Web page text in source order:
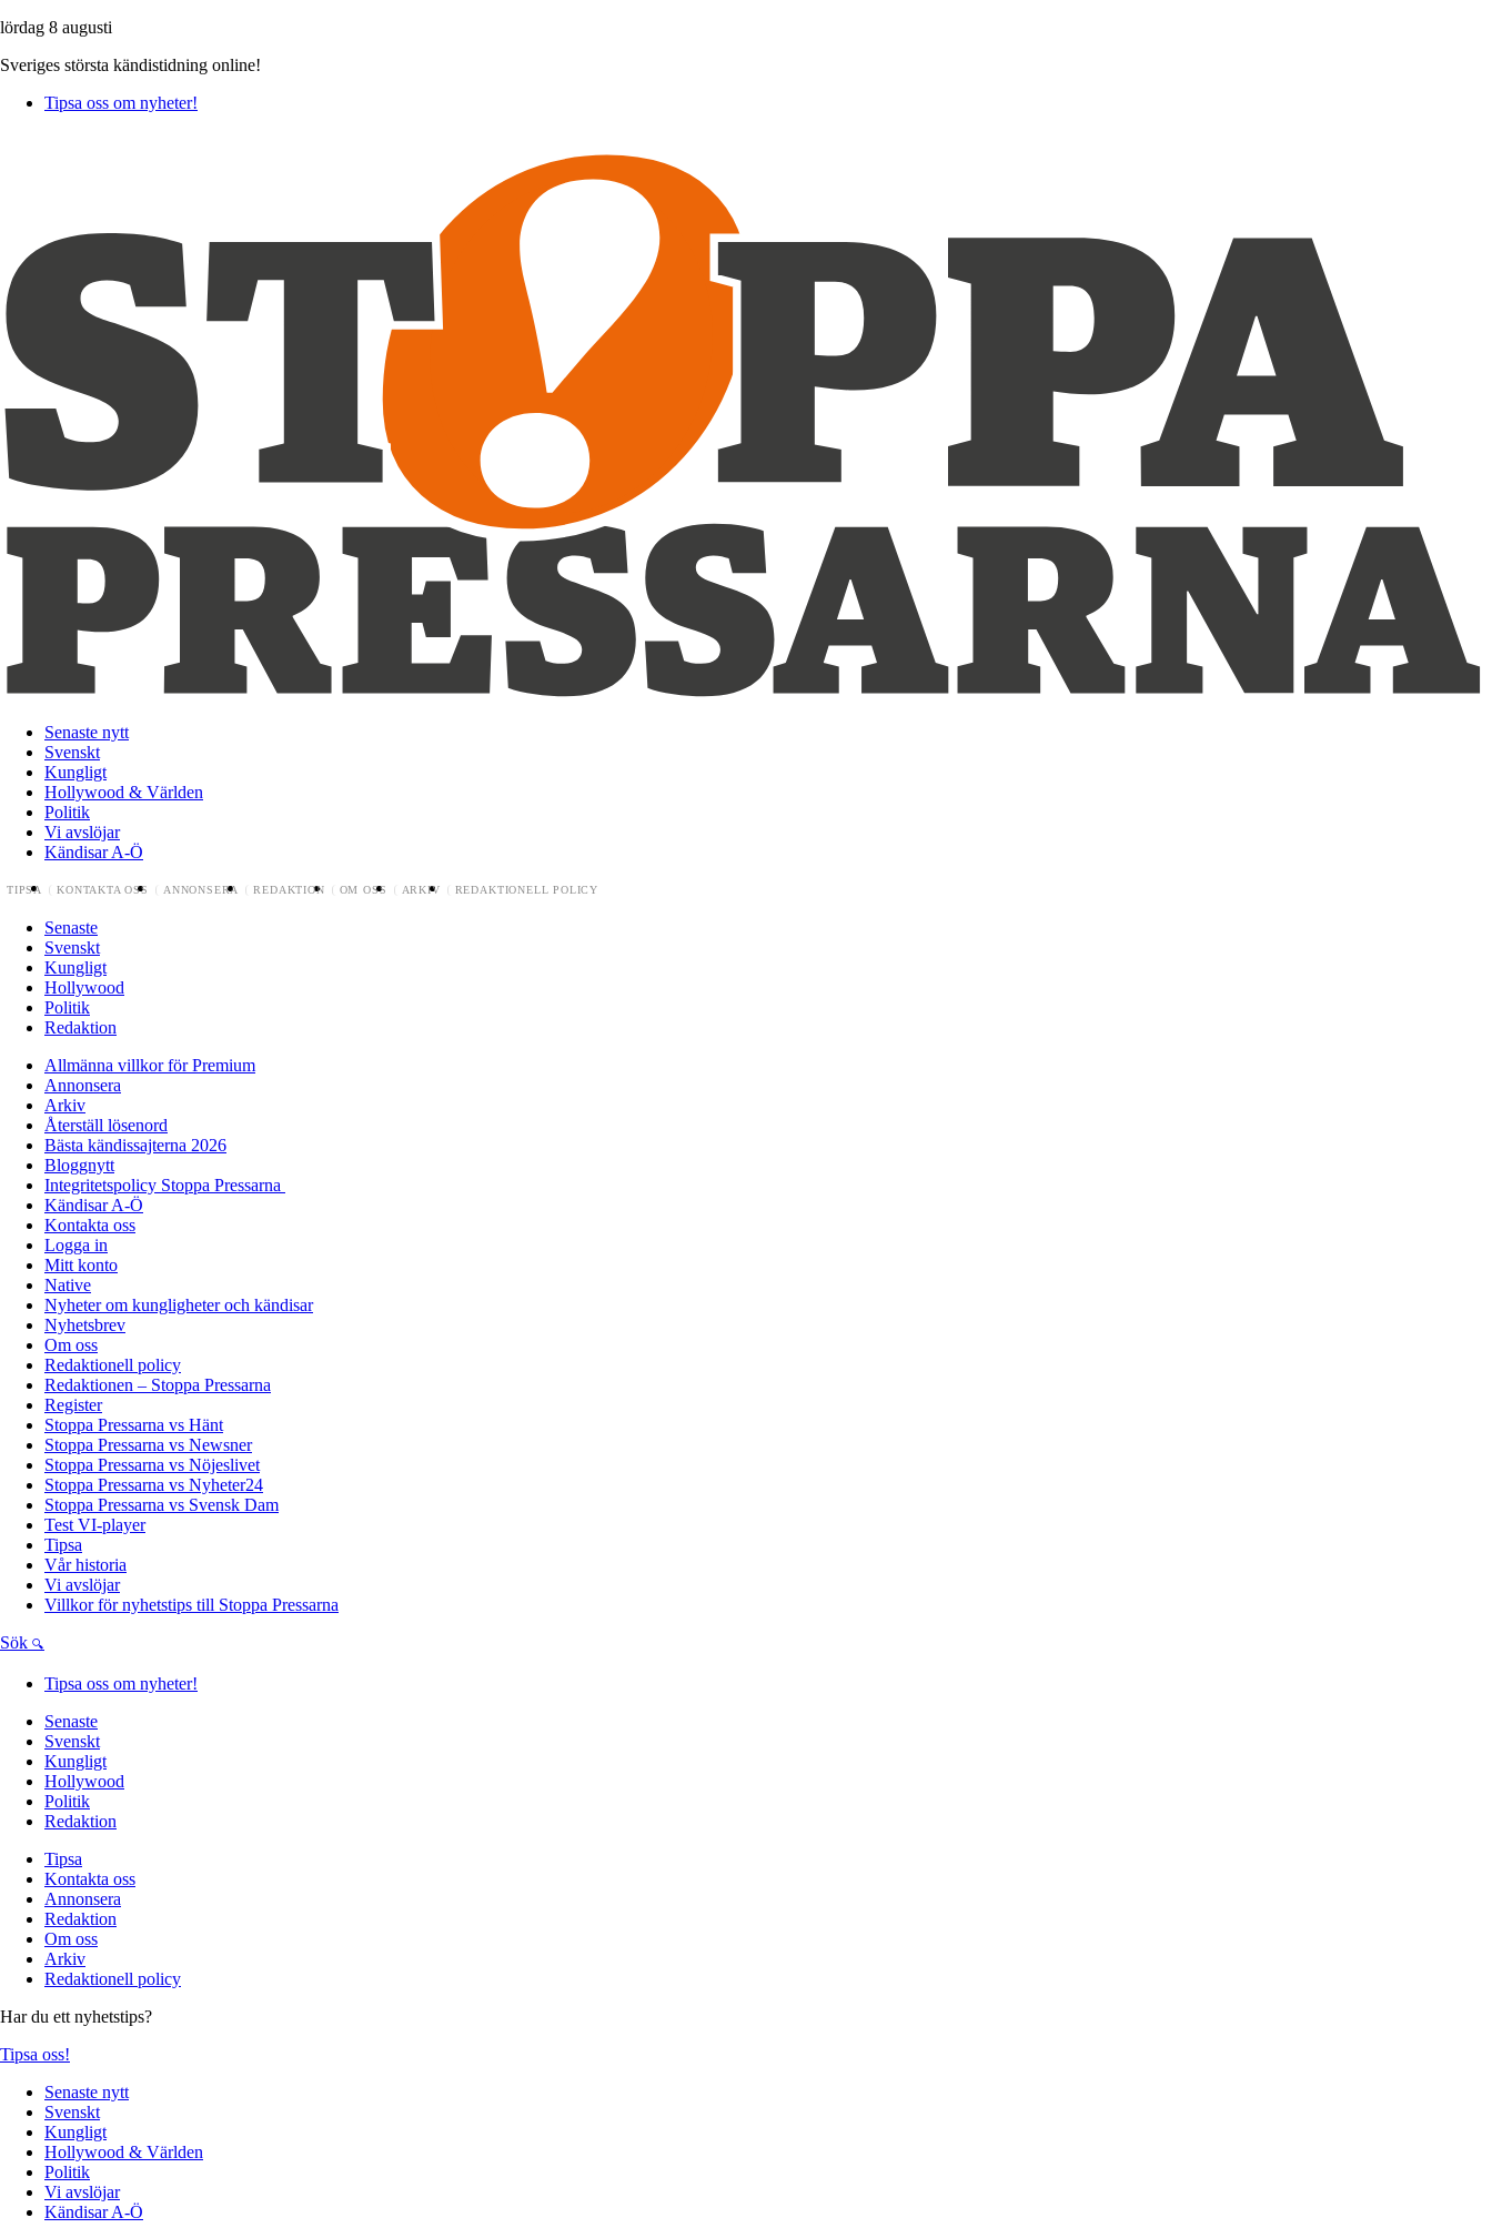
lördag 8 augusti
Sveriges största kändistidning online!
Tipsa oss om nyheter!
Senaste nytt
Svenskt
Kungligt
Hollywood & Världen
Politik
Vi avslöjar
Kändisar A-Ö
TIPSA KONTAKTA OSS ANNONSERA REDAKTION OM OSS ARKIV REDAKTIONELL POLICY
Senaste
Svenskt
Kungligt
Hollywood
Politik
Redaktion
Allmänna villkor för Premium
Annonsera
Arkiv
Återställ lösenord
Bästa kändissajterna 2026
Bloggnytt
Integritetspolicy Stoppa Pressarna
Kändisar A-Ö
Kontakta oss
Logga in
Mitt konto
Native
Nyheter om kungligheter och kändisar
Nyhetsbrev
Om oss
Redaktionell policy
Redaktionen – Stoppa Pressarna
Register
Stoppa Pressarna vs Hänt
Stoppa Pressarna vs Newsner
Stoppa Pressarna vs Nöjeslivet
Stoppa Pressarna vs Nyheter24
Stoppa Pressarna vs Svensk Dam
Test VI-player
Tipsa
Vår historia
Vi avslöjar
Villkor för nyhetstips till Stoppa Pressarna
Sök
Tipsa oss om nyheter!
Senaste
Svenskt
Kungligt
Hollywood
Politik
Redaktion
Tipsa
Kontakta oss
Annonsera
Redaktion
Om oss
Arkiv
Redaktionell policy
Har du ett nyhetstips?
Tipsa oss!
Senaste nytt
Svenskt
Kungligt
Hollywood & Världen
Politik
Vi avslöjar
Kändisar A-Ö